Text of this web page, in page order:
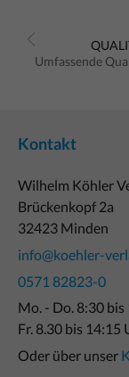
Umfassende
Kontakt
Wilhelm Köhler
Brückenkopf 2a
32423 Minden
info@koehler-
0571 82823-0
Mo. - Do. 8:30
Fr. 8.30 bis 14:15
Oder über unser